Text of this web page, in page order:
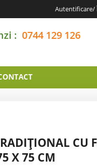
Autentificare/
: 0744 129 126
CU
X 75 CM